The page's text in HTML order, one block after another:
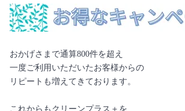
おかげさまで通算800件を超え
一度ご利用いただいたお客様からの
リピートも増えてきております。
これからもクリーンプラス＋を